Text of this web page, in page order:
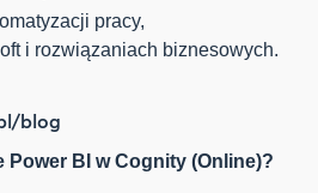
pracy,
i rozwiązaniach biznesowych.
blog
Power BI w Cognity (Online)?